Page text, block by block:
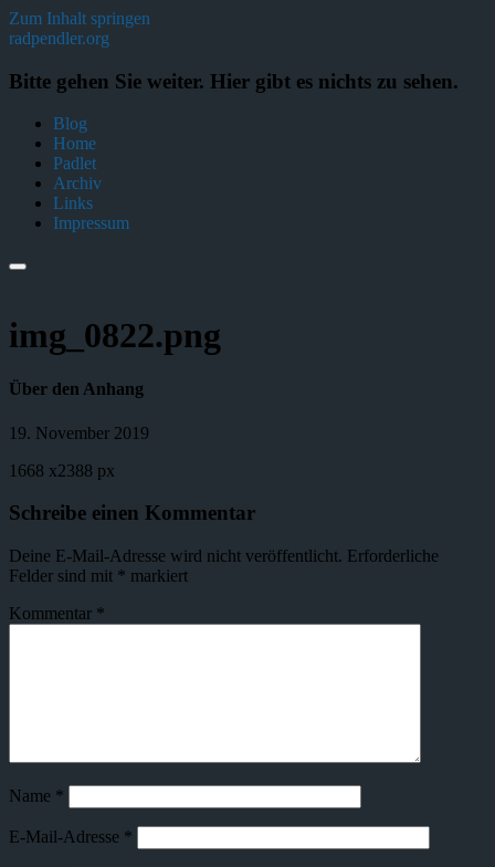
Zum Inhalt springen
radpendler.org
Bitte gehen Sie weiter. Hier gibt es nichts zu sehen.
Blog
Home
Padlet
Archiv
Links
Impressum
img_0822.png
Über den Anhang
19. November 2019
1668 x2388 px
Schreibe einen Kommentar
Deine E-Mail-Adresse wird nicht veröffentlicht. Erforderliche
Felder sind mit * markiert
Kommentar *
Name *
E-Mail-Adresse *